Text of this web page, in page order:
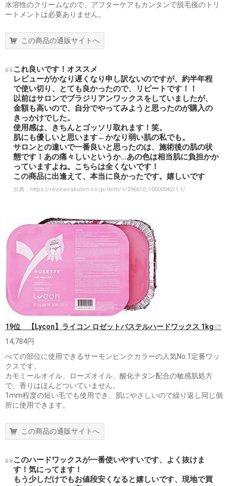
水溶性のクリームなので、アフターケアもカンタンで脱毛後のトリ
ートメントは必要ありません。
この商品の通販サイトへ
これ良いです！オススメ
レビューがかなり遅くなり申し訳ないのですが、約半年程
で使い切り、とても良かったので、リピートです！！
以前はサロンでブラジリアンワックスをしていましたが、
金額も高いので、自分でやってみようと思ったのが購入の
きっかけでした。
使用感は、きちんとゴッソリ取れます！笑。
肌にも優しいと思います←かなり弱い肌の私でも。
サロンとの違いで一番良いと思ったのは、施術後の肌の状
態です！あの痛々しいというか…あの色は相当肌に負担かか
っていますよね。こちらは全くないです！
この商品に出逢えて、本当に良かったです。嬉しいです
出典： https://review.rakuten.co.jp/item/1/296610_10000042/1.1/
19位 【Lycon】ライコン ロゼットパステルハードワックス 1kg
14,784円
べての部位に使用できるサーモンピンクカラーの人気No.1定番ワッ
クスです。
カモミールオイル、ローズオイル、酸化チタン配合の敏感肌処方
で、香りはほんどついていません。
1mm程度の短い毛でも使用でき、肌にやさしいので繰り返し同じ個
所に使用できます。
この商品の通販サイトへ
このハードワックスが一番使いやすいです、よく抜けま
す！気にってます！
もう少しだけでもお値段安くなると嬉しいです、現地で買